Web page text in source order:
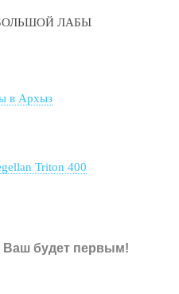
ЛАБЫ
в Архыз
Triton 400
Ваш будет первым!